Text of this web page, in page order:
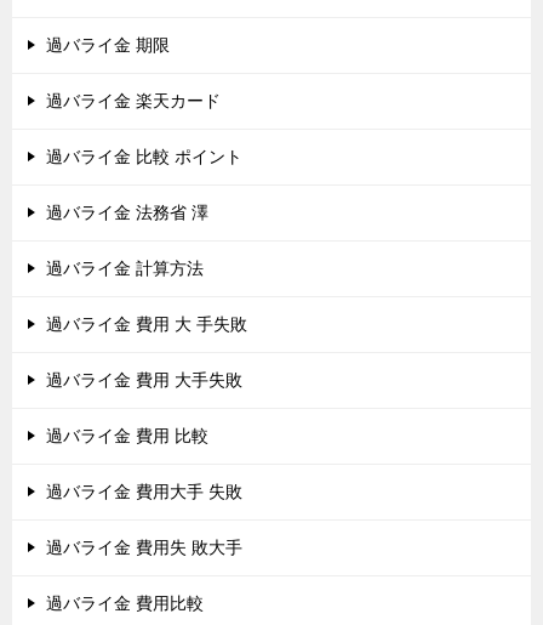
過バライ金 期限
過バライ金 楽天カード
過バライ金 比較 ポイント
過バライ金 法務省 澤
過バライ金 計算方法
過バライ金 費用 大 手失敗
過バライ金 費用 大手失敗
過バライ金 費用 比較
過バライ金 費用大手 失敗
過バライ金 費用失 敗大手
過バライ金 費用比較